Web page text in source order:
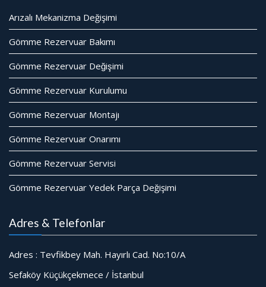
Arızalı Mekanizma Değişimi
Gömme Rezervuar Bakımı
Gömme Rezervuar Değişimi
Gömme Rezervuar Kurulumu
Gömme Rezervuar Montajı
Gömme Rezervuar Onarımı
Gömme Rezervuar Servisi
Gömme Rezervuar Yedek Parça Değişimi
Adres & Telefonlar
Adres : Tevfikbey Mah. Hayırlı Cad. No:10/A
Sefaköy Küçükçekmece / İstanbul